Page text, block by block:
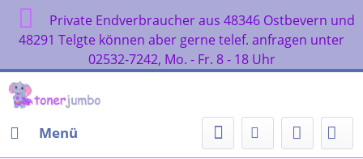
Private Endverbraucher aus 48346 Ostbevern und
48291 Telgte können aber gerne telef. anfragen unter
02532-7242, Mo. - Fr. 8 - 18 Uhr
Menü